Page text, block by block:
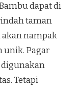
dapat di
taman
akan nampak
unik. Pagar
Tetapi